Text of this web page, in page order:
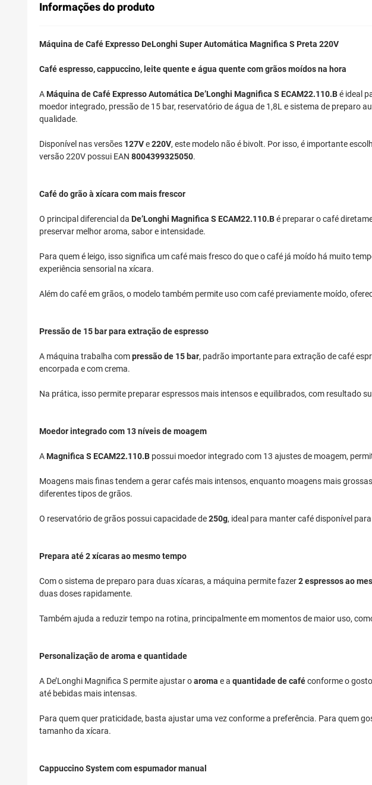
Informações do produto
Máquina de Café Expresso DeLonghi Super Automática Magnifica S Preta 220V
Café espresso, cappuccino, leite quente e água quente com grãos moídos na hora
AMáquina de Café Expresso Automática De’Longhi Magnifica S ECAM22.110.Bé ideal
moedor integrado, pressão de 15 bar, reservatório de água de 1,8L e sistema de preparo
qualidade.
Disponível nas versões 127Ve220V, este modelo não é bivolt. Por isso, é importante
versão 220V possui EAN 8004399325050.
Café do grão à xícara com mais frescor
O principal diferencial da De’Longhi Magnifica S ECAM22.110.Bé preparar o café
preservar melhor aroma, sabor e intensidade.
Para quem é leigo, isso significa um café mais fresco do que o café já moído há muito
experiência sensorial na xícara.
Além do café em grãos, o modelo também permite uso com café previamente moído,
Pressão de 15 bar para extração de espresso
A máquina trabalha compressão de 15 bar, padrão importante para extração de café
encorpada e com crema.
Na prática, isso permite preparar espressos mais intensos e equilibrados, com resultado
Moedor integrado com 13 níveis de moagem
AMagnifica S ECAM22.110.B possui moedor integrado com 13 ajustes de moagem,
Moagens mais finas tendem a gerar cafés mais intensos, enquanto moagens mais
diferentes tipos de grãos.
O reservatório de grãos possui capacidade de250g, ideal para manter café disponível
Prepara até 2 xícaras ao mesmo tempo
Com o sistema de preparo para duas xícaras, a máquina permite fazer2 espressos ao
duas doses rapidamente.
Também ajuda a reduzir tempo na rotina, principalmente em momentos de maior uso,
Personalização de aroma e quantidade
A De’Longhi Magnifica S permite ajustar oaroma e a quantidade de caféconforme o
até bebidas mais intensas.
Para quem quer praticidade, basta ajustar uma vez conforme a preferência. Para quem
tamanho da xícara.
Cappuccino System com espumador manual